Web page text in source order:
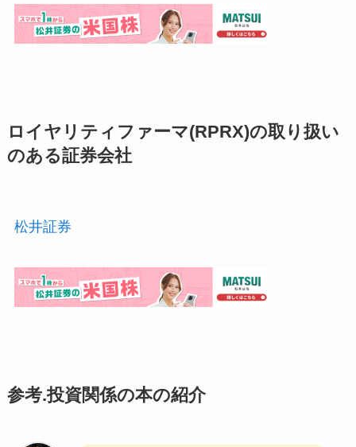
ロイヤリティファーマ(RPRX)の取り扱い
のある証券会社
松井証券
参考.投資関係の本の紹介